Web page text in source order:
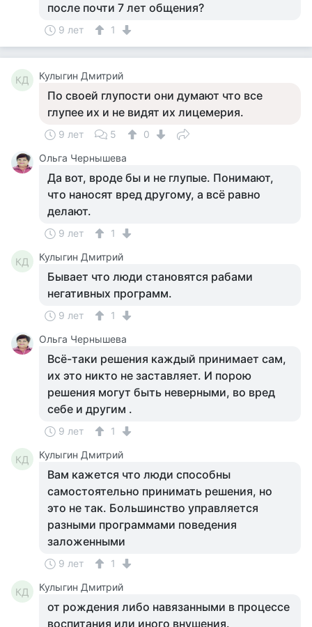
после почти 7 лет общения?
9 лет 1
КД Кулыгин Дмитрий
По своей глупости они думают что все
глупее их и не видят их лицемерия.
9 лет 5
0
Ольга Чернышева
Да вот, вроде бы и не глупые. Понимают,
что наносят вред другому, а всё равно
делают.
9 лет 1
КД Кулыгин Дмитрий
Бывает что люди становятся рабами
негативных программ.
9 лет
1
Ольга Чернышева
Всё-таки решения каждый принимает сам,
их это никто не заставляет. И порою
решения могут быть неверными, во вред
себе и другим .
9 лет 1
КД Кулыгин Дмитрий
Вам кажется что люди способны
самостоятельно принимать решения, но
это не так. Большинство управляется
разными программами поведения
заложенными
9 лет 1
КД Кулыгин Дмитрий
от рождения либо навязанными в процессе
воспитания или иного внушения.